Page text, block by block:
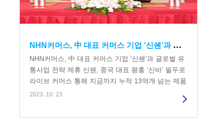
NHN커머스, 中 대표 커머스 기업 ‘신쉔’과 글로벌 유통사업 전략 제휴
NHN커머스, 中 대표 커머스 기업 ‘신쉔’과 글로벌 유
통사업 전략 제휴 신쉔, 중국 대표 왕홍 ‘신바’ 필두로
라이브 커머스 통해 지금까지 누적 13억개 넘는 제품
판매 NHN커머스의...
2023. 10. 23